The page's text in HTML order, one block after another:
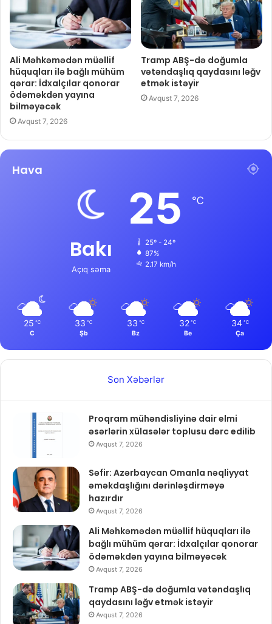
Ali Məhkəmədən müəllif
hüquqları ilə bağlı mühüm
qərar: İdxalçılar qonorar
ödəməkdən yayına
bilməyəcək
Avqust 7, 2026
Tramp ABŞ-də doğumla
vətəndaşlıq qaydasını ləğv
etmək istəyir
Avqust 7, 2026
Hava
Bakı
Açıq səma
25 ℃
25º - 24º
87%
2.17 km/h
25 ℃
C
33 ℃
Şb
33 ℃
Bz
32 ℃
Be
34 ℃
Ça
Son Xəbərlər
Proqram mühəndisliyinə dair elmi
əsərlərin xülasələr toplusu dərc edilib
Avqust 7, 2026
Səfir: Azərbaycan Omanla nəqliyyat
əməkdaşlığını dərinləşdirməyə
hazırdır
Avqust 7, 2026
Ali Məhkəmədən müəllif hüquqları ilə
bağlı mühüm qərar: İdxalçılar qonorar
ödəməkdən yayına bilməyəcək
Avqust 7, 2026
Tramp ABŞ-də doğumla vətəndaşlıq
qaydasını ləğv etmək istəyir
Avqust 7, 2026